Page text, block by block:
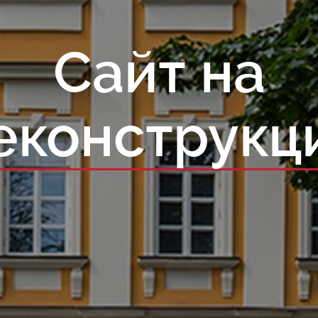
Сайт на